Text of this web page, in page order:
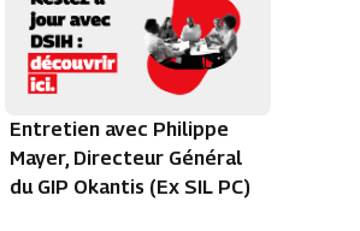
Entretien avec Philippe
Mayer, Directeur Général
du GIP Okantis (Ex SIL PC)